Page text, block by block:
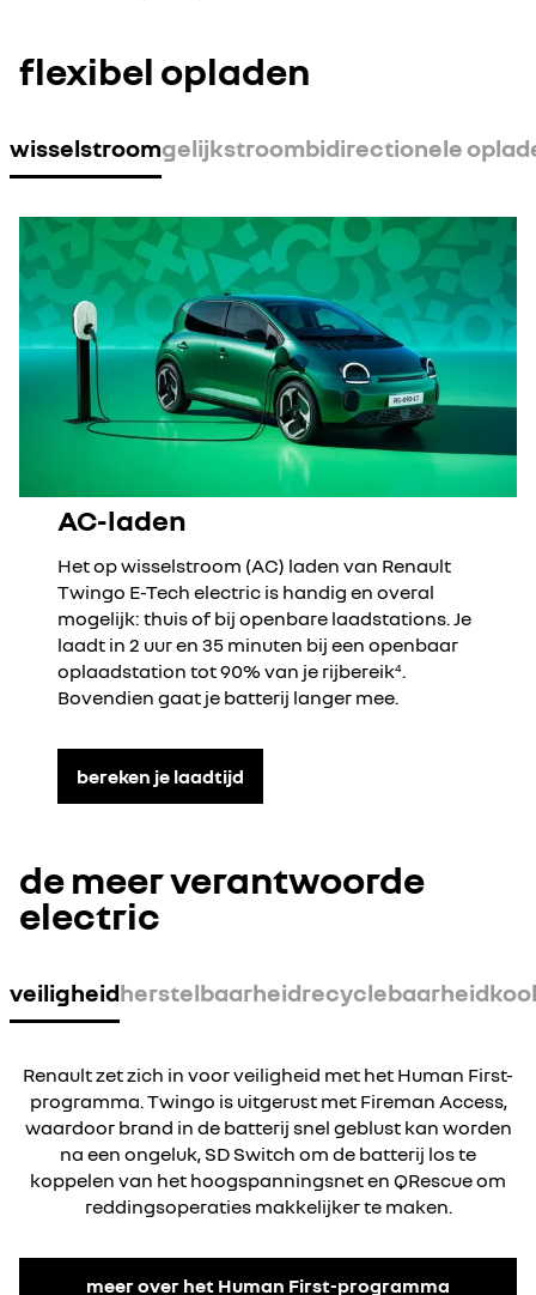
flexibel opladen
wisselstroomgelijkstroombidirectionele
AC-laden
Het op wisselstroom (AC) laden van Renault
Twingo E-Tech electric is handig en overal
mogelijk: thuis of bij openbare laadstations. Je
laadt in 2 uur en 35 minuten bij een openbaar
oplaadstation tot 90% van je rijbereik4.
Bovendien gaat je batterij langer mee.
bereken je laadtijd
de meer verantwoorde
electric
veiligheidherstelbaarheidrecyclebaarheid
Renault zet zich in voor veiligheid met het Human First-
programma. Twingo is uitgerust met Fireman Access,
waardoor brand in de batterij snel geblust kan worden
na een ongeluk, SD Switch om de batterij los te
koppelen van het hoogspanningsnet en QRescue om
reddingsoperaties makkelijker te maken.
meer over het Human First-programma